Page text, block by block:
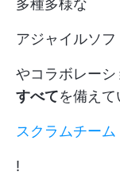
アジャイルソ
やコラボレーシ
すべてを備えて
スクラムチーム
!